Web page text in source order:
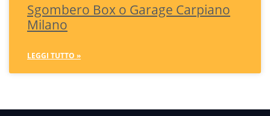
Sgombero Box o Garage Carpiano
Milano
LEGGI TUTTO »